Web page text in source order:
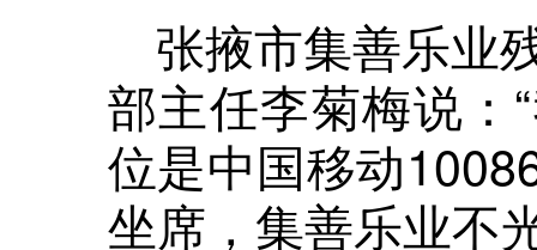
张掖市集善乐业
部主任李菊梅说：
位是中国移动
坐席，集善乐业不